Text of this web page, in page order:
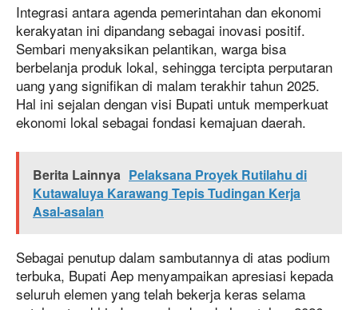
Integrasi antara agenda pemerintahan dan ekonomi
kerakyatan ini dipandang sebagai inovasi positif.
Sembari menyaksikan pelantikan, warga bisa
berbelanja produk lokal, sehingga tercipta perputaran
uang yang signifikan di malam terakhir tahun 2025.
Hal ini sejalan dengan visi Bupati untuk memperkuat
ekonomi lokal sebagai fondasi kemajuan daerah.
Berita Lainnya Pelaksana Proyek Rutilahu di
Kutawaluya Karawang Tepis Tudingan Kerja
Asal-asalan
Sebagai penutup dalam sambutannya di atas podium
terbuka, Bupati Aep menyampaikan apresiasi kepada
seluruh elemen yang telah bekerja keras selama